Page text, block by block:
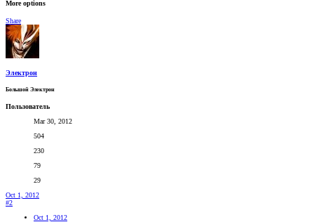
More options
Share
Электрон
Большой Электрон
Пользователь
Mar 30, 2012
504
230
79
29
Oct 1, 2012
#2
Oct 1, 2012